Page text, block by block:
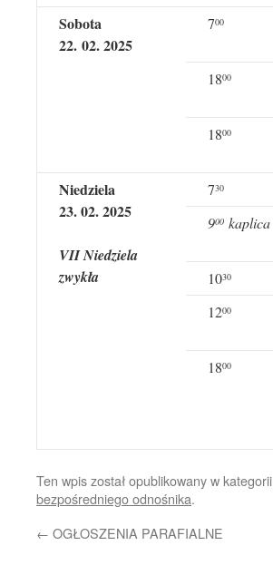
Sobota
22. 02. 2025
700
1800
1800
Niedziela
23.02. 2025
VII Niedziela
zwykła
730
900 kaplica
1030
1200
1800
Ten wpis został opublikowany w kategorii
bezpośredniego odnośnika.
← OGŁOSZENIA PARAFIALNE